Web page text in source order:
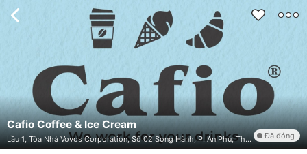
Cafio Coffee & Ice Cream
Lầu 1, Tòa Nhà Vovos Corporation, Số 02 Song Hành, P. An Phú, Thành Phố Thủ Đức, TP. HCM Đã đóng